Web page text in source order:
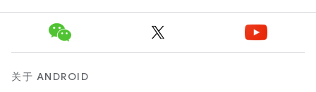
关于 ANDROID